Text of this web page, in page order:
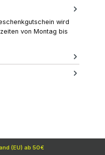
wird
von Montag bis
(EU) ab 50€